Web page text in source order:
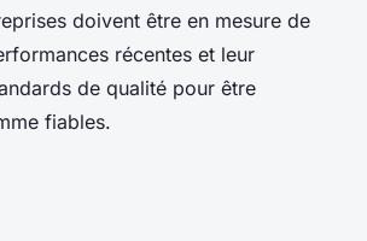
doivent être en mesure de
récentes et leur
de qualité pour être
fiables.